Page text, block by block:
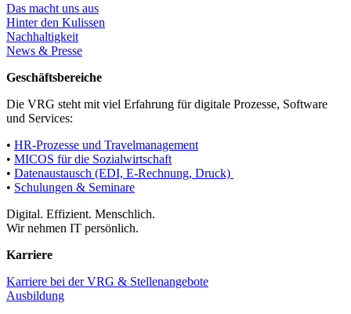
Das macht uns aus
Hinter den Kulissen
Nachhaltigkeit
News & Presse
Geschäftsbereiche
Die VRG steht mit viel Erfahrung für digitale Prozesse, Software
und Services:
• HR-Prozesse und Travelmanagement
• MICOS für die Sozialwirtschaft
• Datenaustausch (EDI, E-Rechnung, Druck)
• Schulungen & Seminare
Digital. Effizient. Menschlich.
Wir nehmen IT persönlich.
Karriere
Karriere bei der VRG & Stellenangebote
Ausbildung